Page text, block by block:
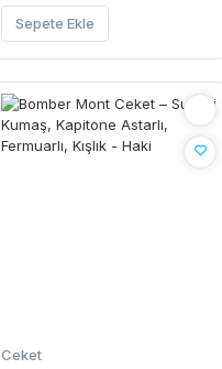
Sepete Ekle
Ceket